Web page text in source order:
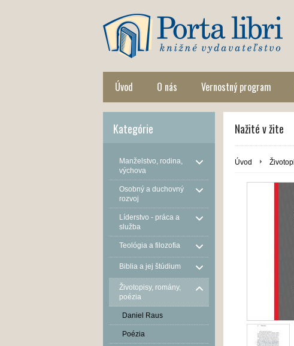
Úvod O nás Vernostný program
Kategórie
Manželstvo, rodina,
výchova
Osobný a duchovný
rozvoj
Líderstvo - práca a
služba
Teológia a filozofia
Biblia a jej štúdium
Životopisy, romány,
poézia
Daniel Raus
Poézia
Nažité v žite
Úvod